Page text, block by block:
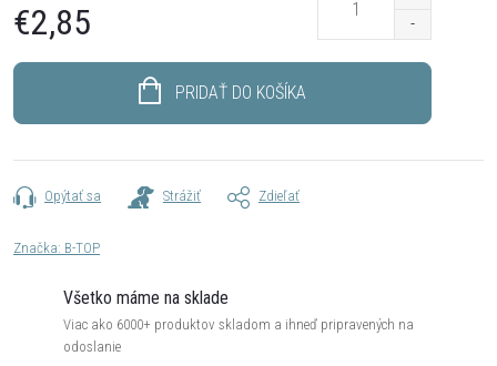
€2,85
PRIDAŤ DO KOŠÍKA
Opýtať sa Strážiť Zdieľať
Značka: B-TOP
Všetko máme na sklade
Viac ako 6000+ produktov skladom a ihneď pripravených na
odoslanie